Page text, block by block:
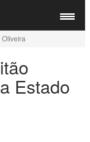
Estado